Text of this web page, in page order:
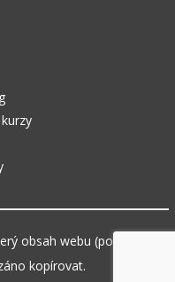
obsah webu (pokud není
kopírovat.